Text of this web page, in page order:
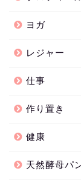
ヨガ
レジャー
仕事
作り置き
健康
天然酵母パ